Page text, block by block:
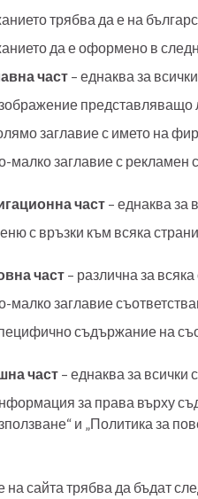
трябва да е на
да е оформено в
част – еднаква за
представляващо
заглавие с името на
малко заглавие с рекламен
част – еднаква за
с връзки към всяка
част – различна за
малко заглавие
съдържание на
част – еднаква за всички
за права върху
и „Политика за
на сайта трябва да бъдат